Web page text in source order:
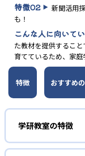
特徴02
新聞活用
も！
こんな人に向いて
た教材を提供するこ
育てているため、家庭
特徴 おすすめ
学研教室の特徴
01